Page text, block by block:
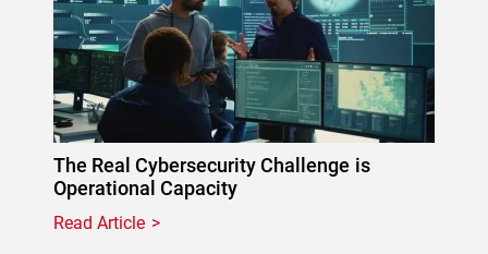
The Real Cybersecurity Challenge is
Operational Capacity
Read Article